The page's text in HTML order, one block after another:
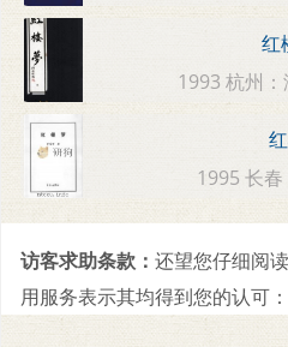
红
1993 杭州
1995 长
访客求助条款： 还望您仔细阅
用服务表示其均得到您的认可：